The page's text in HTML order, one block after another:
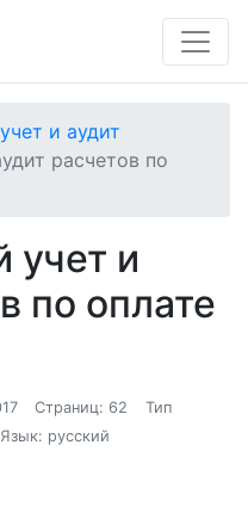
и аудит
расчетов по
учет и
по оплате
Страниц: 62
Тип
Язык: русский